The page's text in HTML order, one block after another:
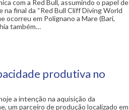
com a Red Bull, assumindo o papel de
final da “Red Bull Cliff Diving World
ocorreu em Polignano a Mare (Bari,
também…
produtiva no
a intenção na aquisição da
um parceiro de produção localizado em